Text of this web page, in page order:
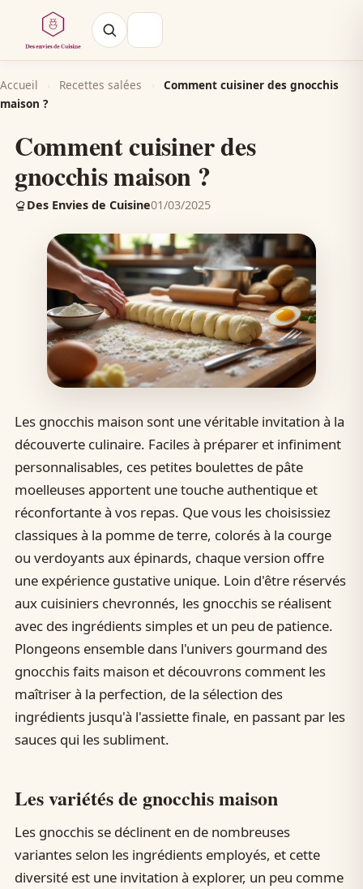
Accueil › Recettes salées ›
Comment cuisiner des gnocchis
maison ?
Comment cuisiner des
gnocchis maison ?
Des Envies de Cuisine01/03/2025
Les gnocchis maison sont une véritable invitation à la
découverte culinaire. Faciles à préparer et infiniment
personnalisables, ces petites boulettes de pâte
moelleuses apportent une touche authentique et
réconfortante à vos repas. Que vous les choisissiez
classiques à la pomme de terre, colorés à la courge
ou verdoyants aux épinards, chaque version offre
une expérience gustative unique. Loin d'être réservés
aux cuisiniers chevronnés, les gnocchis se réalisent
avec des ingrédients simples et un peu de patience.
Plongeons ensemble dans l'univers gourmand des
gnocchis faits maison et découvrons comment les
maîtriser à la perfection, de la sélection des
ingrédients jusqu'à l'assiette finale, en passant par les
sauces qui les subliment.
Les variétés de gnocchis maison
Les gnocchis se déclinent en de nombreuses
variantes selon les ingrédients employés, et cette
diversité est une invitation à explorer, un peu comme